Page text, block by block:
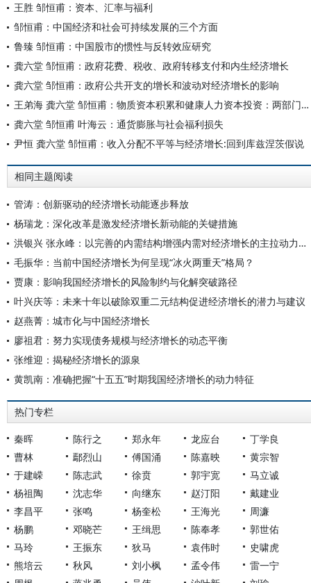
王胜 邹恒甫：资本、汇率与福利
邹恒甫：中国经济和社会可持续发展的三个方面
鲁臻 邹恒甫：中国股市的惯性与反转效应研究
龚六堂 邹恒甫：政府花费、税收、政府转移支付和内生经济增长
龚六堂 邹恒甫：政府公共开支的增长和波动对经济增长的影响
王弟海 龚六堂 邹恒甫：物质资本积累和健康人力资本投资：两部门经济模型
龚六堂 邹恒甫 叶海云：通货膨胀与社会福利损失
尹恒 龚六堂 邹恒甫：收入分配不平等与经济增长:回到库兹涅茨假说
相同主题阅读
管涛：创新驱动的经济增长动能逐步释放
杨瑞龙：深化改革是激发经济增长新动能的关键措施
洪银兴 张永峰：以完善的内需结构增强内需对经济增长的主拉动力作用
毛振华：当前中国经济增长为何呈现“冰火两重天”格局？
贾康：影响我国经济增长的风险制约与化解突破路径
叶兴庆等：未来十年以破除双重二元结构促进经济增长的潜力与建议
赵燕菁：城市化与中国经济增长
廖祖君：努力实现债务规模与经济增长的动态平衡
张维迎：揭秘经济增长的源泉
黄凯南：准确把握“十五五”时期我国经济增长的动力特征
热门专栏
秦晖 陈行之 郑永年 龙应台
丁学良
曹林
鄢烈山 傅国涌 陈嘉映
黄宗智
于建嵘
陈志武 徐贲 郭宇宽
马立诚
杨祖陶
沈志华 向继东 赵汀阳
戴建业
李昌平
张鸣 杨奎松 王海光
周濂
杨鹏
邓晓芒 王缉思 陈奉孝
郭世佑
马玲
王振东 狄马 袁伟时
史啸虎
熊培云
秋风 刘小枫 孟令伟
雷一宁